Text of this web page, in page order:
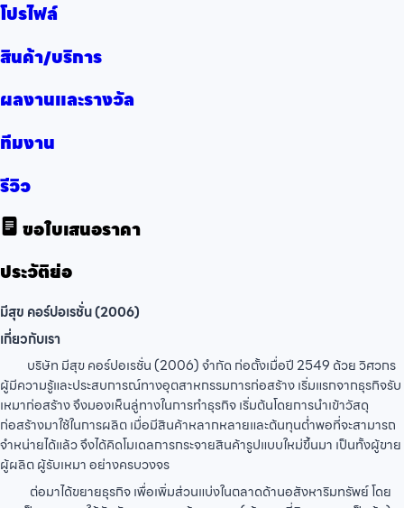
โปรไฟล์
สินค้า/บริการ
ผลงานและรางวัล
ทีมงาน
รีวิว
ขอใบเสนอราคา
ประวัติย่อ
มีสุข คอร์ปอเรชั่น (2006)
เกี่ยวกับเรา
บริษัท มีสุข คอร์ปอเรชั่น (2006) จำกัด ก่อตั้งเมื่อปี 2549 ด้วย วิศวกร
ผู้มีความรู้และประสบการณ์ทางอุตสาหกรรมการก่อสร้าง เริ่มแรกจากธุรกิจรับ
เหมาก่อสร้าง จึงมองเห็นลู่ทางในการทำธุรกิจ เริ่มต้นโดยการนำเข้าวัสดุ
ก่อสร้างมาใช้ในการผลิต เมื่อมีสินค้าหลากหลายและต้นทุนต่ำพอที่จะสามารถ
จำหน่ายได้แล้ว จึงได้คิดโมเดลการกระจายสินค้ารูปแบบใหม่ขึ้นมา เป็นทั้งผู้ขาย
ผู้ผลิต ผู้รับเหมา อย่างครบวงจร
ต่อมาได้ขยายธุรกิจ เพื่อเพิ่มส่วนแบ่งในตลาดด้านอสังหาริมทรัพย์ โดย